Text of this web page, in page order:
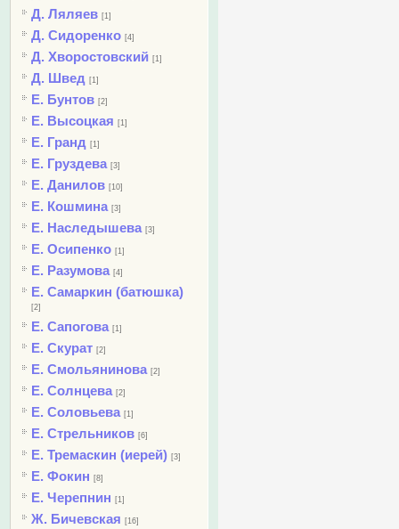
Д. Ляляев [1]
Д. Сидоренко [4]
Д. Хворостовский [1]
Д. Швед [1]
Е. Бунтов [2]
Е. Высоцкая [1]
Е. Гранд [1]
Е. Груздева [3]
Е. Данилов [10]
Е. Кошмина [3]
Е. Наследышева [3]
Е. Осипенко [1]
Е. Разумова [4]
Е. Самаркин (батюшка)
[2]
Е. Сапогова [1]
Е. Скурат [2]
Е. Смольянинова [2]
Е. Солнцева [2]
Е. Соловьева [1]
Е. Стрельников [6]
Е. Тремаскин (иерей) [3]
Е. Фокин [8]
Е. Черепнин [1]
Ж. Бичевская [16]